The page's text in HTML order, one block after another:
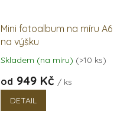
Mini fotoalbum na míru A6
na výšku
Průměrné
produktu
5,0
Skladem (na míru) (>10 ks)
od 949 Kč / ks
DETAIL